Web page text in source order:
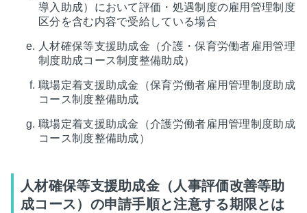
導入助成）において評価・処遇制度の雇用管理制度
区分を含む内容で受給している場合
人材確保等支援助成金（介護・保育労働者雇用管理
制度助成コース制度整備助成）
職場定着支援助成金（保育労働者雇用管理制度助成
コース制度整備助成
職場定着支援助成金（介護労働者雇用管理制度助成
コース制度整備助成）
人材確保等支援助成金（人事評価改善等助
成コース）の申請手順と注意する期限とは